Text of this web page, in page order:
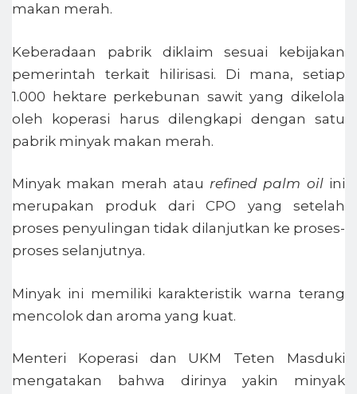
makan merah.
Keberadaan pabrik diklaim sesuai kebijakan
pemerintah terkait hilirisasi. Di mana, setiap
1.000 hektare perkebunan sawit yang dikelola
oleh koperasi harus dilengkapi dengan satu
pabrik minyak makan merah.
Minyak makan merah atau refined palm oilini
merupakan produk dari CPO yang setelah
proses penyulingan tidak dilanjutkan ke proses-
proses selanjutnya.
Minyak ini memiliki karakteristik warna terang
mencolok dan aroma yang kuat.
Menteri Koperasi dan UKM Teten Masduki
mengatakan bahwa dirinya yakin minyak